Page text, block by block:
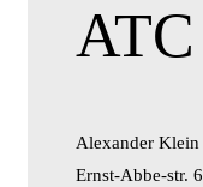
Alexander Klein
Ernst-Abbe-str. 6